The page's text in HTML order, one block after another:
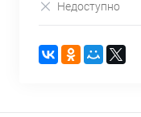
Недоступно